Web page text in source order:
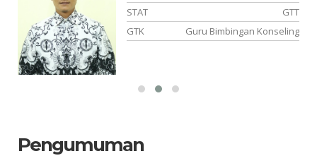
STAT
GTT
GTK
Guru Bimbingan Konseling
Pengumuman